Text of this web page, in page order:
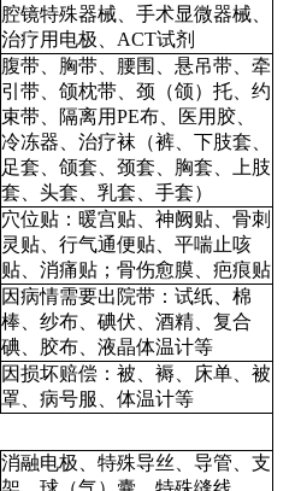
腔镜特殊器械、手术显微器械、
治疗用电极、ACT试剂
腹带、胸带、腰围、悬吊带、牵
引带、颌枕带、颈（颌）托、约
束带、隔离用PE布、医用胶、
冷冻器、治疗袜（裤、下肢套、
足套、颌套、颈套、胸套、上肢
套、头套、乳套、手套）
穴位贴：暖宫贴、神阙贴、骨刺
灵贴、行气通便贴、平喘止咳
贴、消痛贴；骨伤愈膜、疤痕贴
因病情需要出院带：试纸、棉
棒、纱布、碘伏、酒精、复合
碘、胶布、液晶体温计等
因损坏赔偿：被、褥、床单、被
罩、病号服、体温计等
消融电极、特殊导丝、导管、支